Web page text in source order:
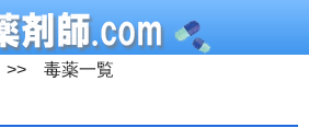
毒薬一覧